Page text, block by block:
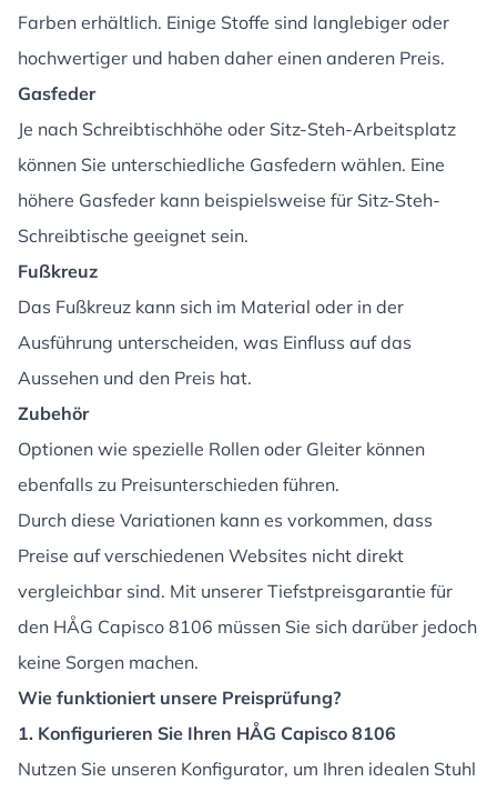
Farben erhältlich. Einige Stoffe sind langlebiger oder
hochwertiger und haben daher einen anderen Preis.
Gasfeder
Je nach Schreibtischhöhe oder Sitz-Steh-Arbeitsplatz
können Sie unterschiedliche Gasfedern wählen. Eine
höhere Gasfeder kann beispielsweise für Sitz-Steh-
Schreibtische geeignet sein.
Fußkreuz
Das Fußkreuz kann sich im Material oder in der
Ausführung unterscheiden, was Einfluss auf das
Aussehen und den Preis hat.
Zubehör
Optionen wie spezielle Rollen oder Gleiter können
ebenfalls zu Preisunterschieden führen.
Durch diese Variationen kann es vorkommen, dass
Preise auf verschiedenen Websites nicht direkt
vergleichbar sind. Mit unserer Tiefstpreisgarantie für
den HÅG Capisco 8106 müssen Sie sich darüber jedoch
keine Sorgen machen.
Wie funktioniert unsere Preisprüfung?
1. Konfigurieren Sie Ihren HÅG Capisco 8106
Nutzen Sie unseren Konfigurator, um Ihren idealen Stuhl